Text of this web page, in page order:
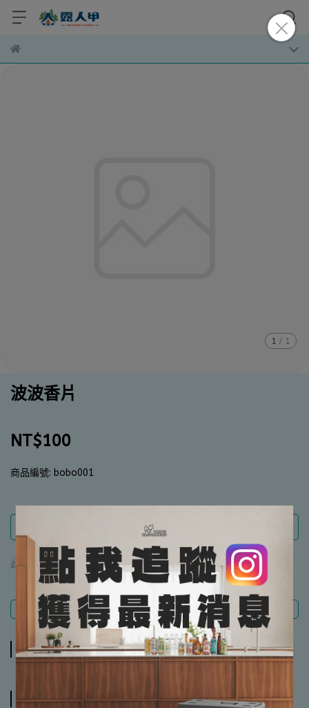
1 / 1
波波香片
NT$100
商品編號: bobo001
此商品 「 最高 」可以折抵紅利 100點 (約等於NT$100)
商品介紹 規格說明 運送方式
商品介紹
規格說明